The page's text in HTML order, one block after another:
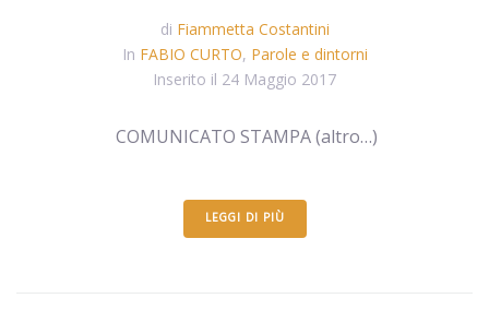
di Fiammetta Costantini
In FABIO CURTO, Parole e dintorni
Inserito il 24 Maggio 2017
COMUNICATO STAMPA (altro…)
LEGGI DI PIÙ